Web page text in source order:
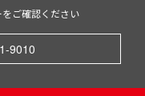
ご確認ください
9010